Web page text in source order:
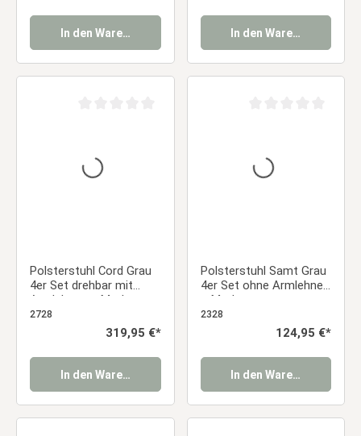
In den Warenkorb In den Warenkorb
Polsterstuhl Cord Grau
4er Set drehbar mit
Armlehnen – Moderne
Esszimmerstühle
2728
Regulärer Preis:
319,95 €*
In den Warenkorb
Polsterstuhl Samt Grau
4er Set ohne Armlehnen
– Moderne
Esszimmerstühle
2328
Regulärer Preis:
124,95 €*
In den Warenkorb